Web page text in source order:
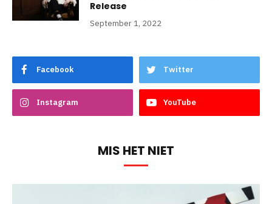
Release
September 1, 2022
Facebook Twitter
Instagram YouTube
MIS HET NIET